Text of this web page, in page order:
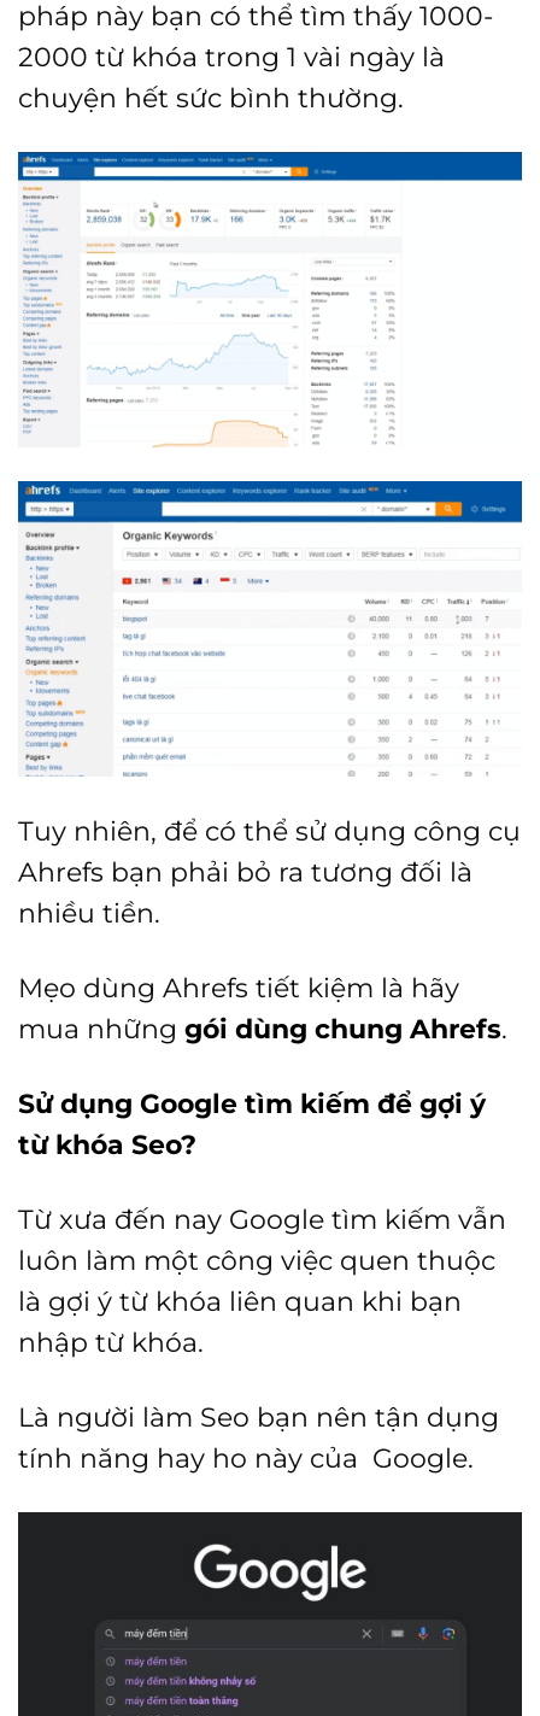
pháp này bạn có thể tìm thấy 1000-
2000 từ khóa trong 1 vài ngày là
chuyện hết sức bình thường.
Tuy nhiên, để có thể sử dụng công cụ
Ahrefs bạn phải bỏ ra tương đối là
nhiều tiền.
Mẹo dùng Ahrefs tiết kiệm là hãy
mua những gói dùng chung Ahrefs.
Sử dụng Google tìm kiếm để gợi ý
từ khóa Seo?
Từ xưa đến nay Google tìm kiếm vẫn
luôn làm một công việc quen thuộc
là gợi ý từ khóa liên quan khi bạn
nhập từ khóa.
Là người làm Seo bạn nên tận dụng
tính năng hay ho này của Google.